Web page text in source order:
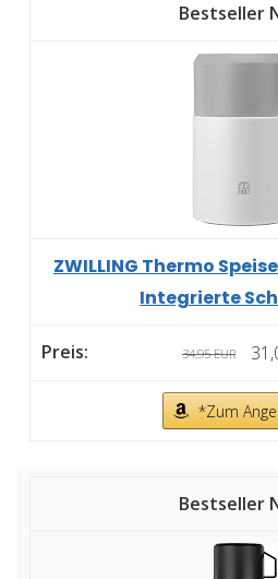
ZWILLING Thermo
Integrierte
34,95 EUR
*Zum